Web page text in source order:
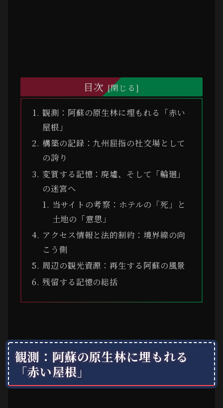
目次
観測：阿蘇の原生林に埋もれる「赤い
屋根」
構築の記録：九州屈指の社交場として
の誇り
変質する記憶：廃墟、そして「輪廻」
の迷宮へ
当サイトの考察：ホテルの「死」と
土地の「意思」
アクセス情報と法的制約：境界線の向
こう側
周辺の観光資源：再生する阿蘇の風景
残留する記憶の総括
観測：阿蘇の原生林に埋もれる
「赤い屋根」